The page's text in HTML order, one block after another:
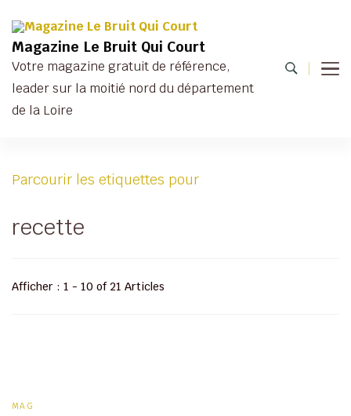
Magazine Le Bruit Qui Court
Votre magazine gratuit de référence,
leader sur la moitié nord du département
de la Loire
Parcourir les etiquettes pour
recette
Afficher : 1 - 10 of 21 Articles
MAG